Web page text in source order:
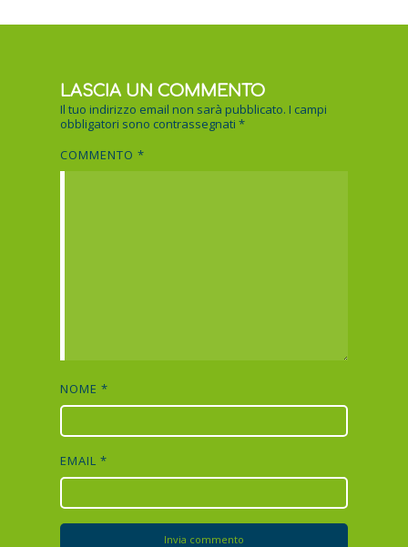
LASCIA UN COMMENTO
Il tuo indirizzo email non sarà pubblicato. I campi
obbligatori sono contrassegnati*
COMMENTO*
NOME*
EMAIL*